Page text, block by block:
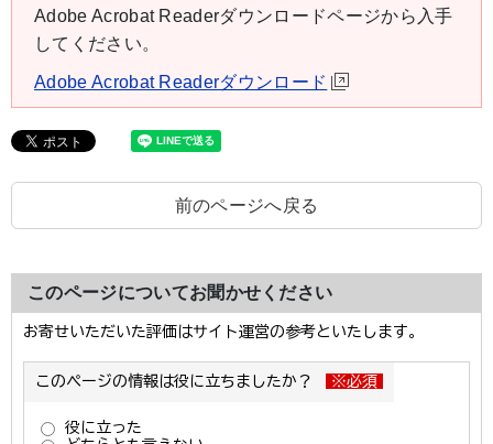
Adobe Acrobat Readerダウンロードページから入手
してください。
Adobe Acrobat Readerダウンロード
前のページへ戻る
このページについてお聞かせください